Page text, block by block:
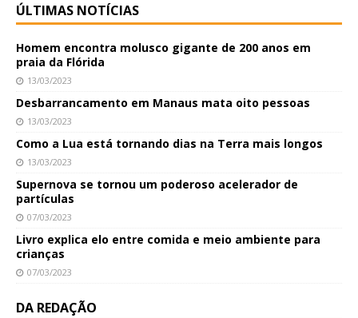
ÚLTIMAS NOTÍCIAS
Homem encontra molusco gigante de 200 anos em
praia da Flórida
13/03/2023
Desbarrancamento em Manaus mata oito pessoas
13/03/2023
Como a Lua está tornando dias na Terra mais longos
13/03/2023
Supernova se tornou um poderoso acelerador de
partículas
07/03/2023
Livro explica elo entre comida e meio ambiente para
crianças
07/03/2023
DA REDAÇÃO